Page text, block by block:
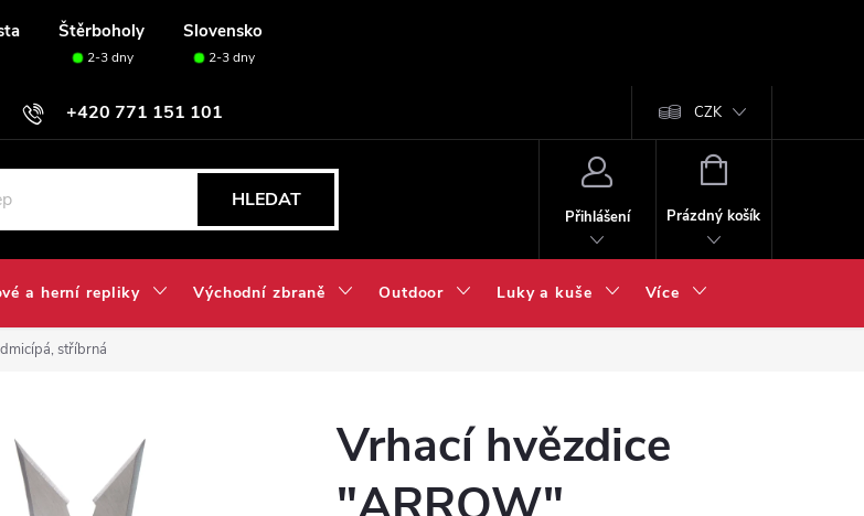
Štěrboholy Slovensko
2-3 dny 2-3 dny
+420 771 151 101 CZK
HLEDAT
Přihlášení
NÁKUPNÍ
Prázdný košík
a herní repliky Východní zbraně Outdoor Luky a kuše Více
stříbrná
Vrhací hvězdice